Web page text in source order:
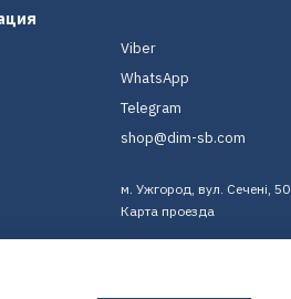
Viber
WhatsApp
Telegram
shop@dim-sb.com
м. Ужгород, вул. Сечені, 50
Карта проезда